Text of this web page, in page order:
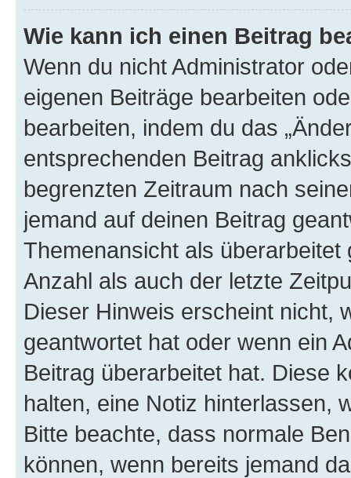
Wie kann ich einen Beitrag
Wenn du nicht Administrator
eigenen Beiträge bearbeiten
bearbeiten, indem du das
entsprechenden Beitrag
begrenzten Zeitraum nach
jemand auf deinen Beitrag
Themenansicht als
Anzahl als auch der letzte
Dieser Hinweis erscheint nicht,
geantwortet hat oder wenn ein
Beitrag überarbeitet hat. Diese
halten, eine Notiz hinterlassen,
Bitte beachte, dass normale
können, wenn bereits jemand